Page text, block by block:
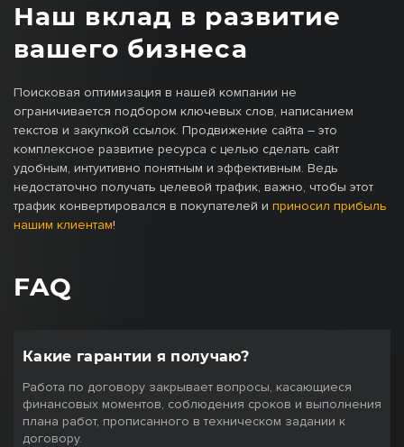
Наш вклад в развитие
вашего бизнеса
Поисковая оптимизация в нашей компании не
ограничивается подбором ключевых слов, написанием
текстов и закупкой ссылок. Продвижение сайта – это
комплексное развитие ресурса с целью сделать сайт
удобным, интуитивно понятным и эффективным. Ведь
недостаточно получать целевой трафик, важно, чтобы этот
трафик конвертировался в покупателей и приносил прибыль
нашим клиентам!
FAQ
Какие гарантии я получаю?
Работа по договору закрывает вопросы, касающиеся
финансовых моментов, соблюдения сроков и выполнения
плана работ, прописанного в техническом задании к
договору.